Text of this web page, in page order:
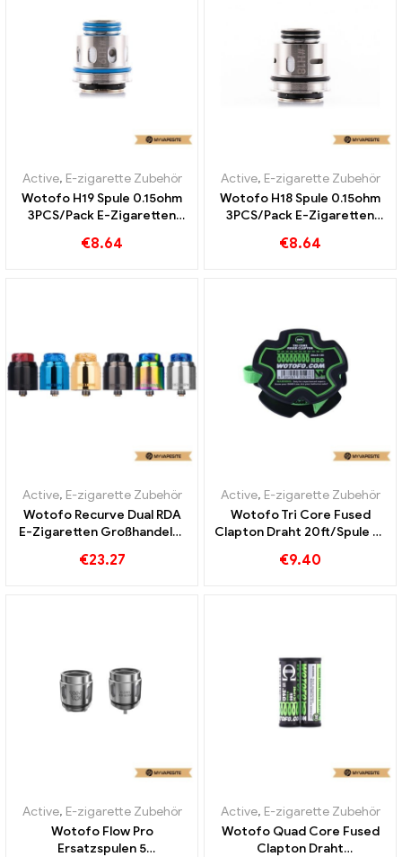
Active, E-zigarette Zubehör
Wotofo H19 Spule 0.15ohm
3PCS/Pack E-Zigaretten
€8.64
Active, E-zigarette Zubehör
Wotofo H18 Spule 0.15ohm
3PCS/Pack E-Zigaretten
€8.64
Active, E-zigarette Zubehör
Wotofo Recurve Dual RDA
E-Zigaretten Großhandel丨
€23.27
Active, E-zigarette Zubehör
Wotofo Tri Core Fused
Clapton Draht 20ft/Spule E-
Custom
€9.40
Active, E-zigarette Zubehör
Wotofo Flow Pro
Ersatzspulen 5
Active, E-zigarette Zubehör
Wotofo Quad Core Fused
Clapton Draht